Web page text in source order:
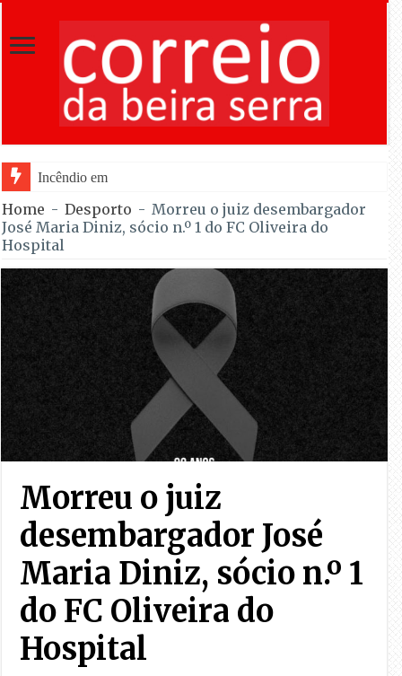
Incêndio em Fornos de Algodres dominado ap
Home - Desporto - Morreu o juiz desembargador
José Maria Diniz, sócio n.º 1 do FC Oliveira do
Hospital
Morreu o juiz
desembargador José
Maria Diniz, sócio n.º 1
do FC Oliveira do
Hospital